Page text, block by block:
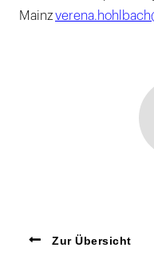
Mainz
Zur Übersicht